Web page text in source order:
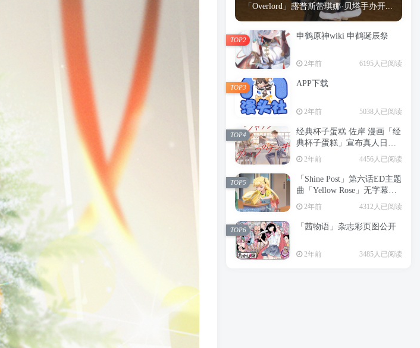
「Overlord」露普斯蕾琪娜·贝塔手办开...
申鹤原神wiki 申鹤诞辰祭
2年前 6195人已阅读
TOP2
APP下载
2年前 5038人已阅读
TOP3
经典杯子蛋糕 佐岸 漫画「经
典杯子蛋糕」宣布真人日剧
化
2年前 4456人已阅读
TOP4
「Shine Post」第六话ED主题
曲「Yellow Rose」无字幕MV
公开
2年前 4312人已阅读
TOP5
「茜物语」杂志彩页图公开
2年前 3485人已阅读
TOP6
8677人已阅读
overlord卢贝多的龙王谁厉害
「Overlord」露普斯蕾琪娜·贝塔手办开...
TOP1
申鹤原神wiki 申鹤诞辰祭
2年前 6195人已阅读
TOP2
APP下载
2年前 5038人已阅读
TOP3
经典杯子蛋糕 佐岸 漫画「经
典杯子蛋糕」宣布真人日剧
TOP4